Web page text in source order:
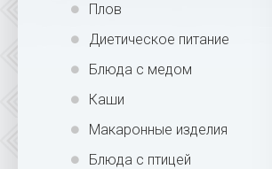
Плов
Диетическое питание
Блюда с медом
Каши
Макаронные изделия
Блюда с птицей